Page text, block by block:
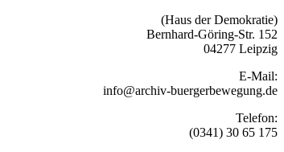
(Haus der Demokratie)
Bernhard-Göring-Str. 152
04277 Leipzig
E-Mail:
info@archiv-buergerbewegung.de
Telefon:
(0341) 30 65 175